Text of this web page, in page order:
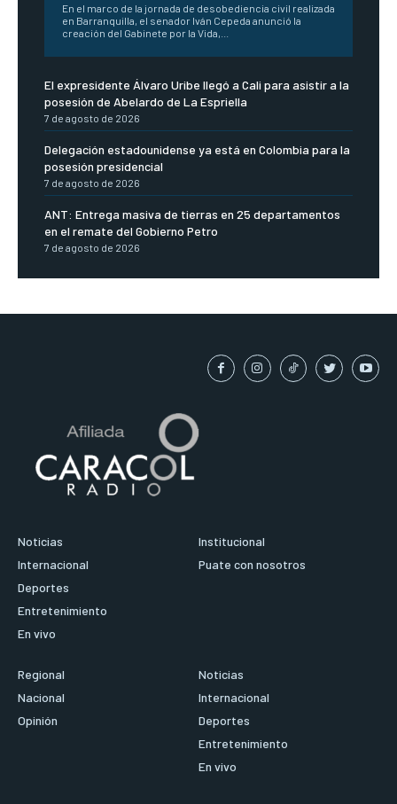
En el marco de la jornada de desobediencia civil realizada
en Barranquilla, el senador Iván Cepeda anunció la
creación del Gabinete por la Vida,...
El expresidente Álvaro Uribe llegó a Cali para asistir a la
posesión de Abelardo de La Espriella
7 de agosto de 2026
Delegación estadounidense ya está en Colombia para la
posesión presidencial
7 de agosto de 2026
ANT: Entrega masiva de tierras en 25 departamentos
en el remate del Gobierno Petro
7 de agosto de 2026
Noticias
Internacional
Deportes
Entretenimiento
En vivo
Institucional
Puate con nosotros
Regional
Nacional
Opinión
Noticias
Internacional
Deportes
Entretenimiento
En vivo